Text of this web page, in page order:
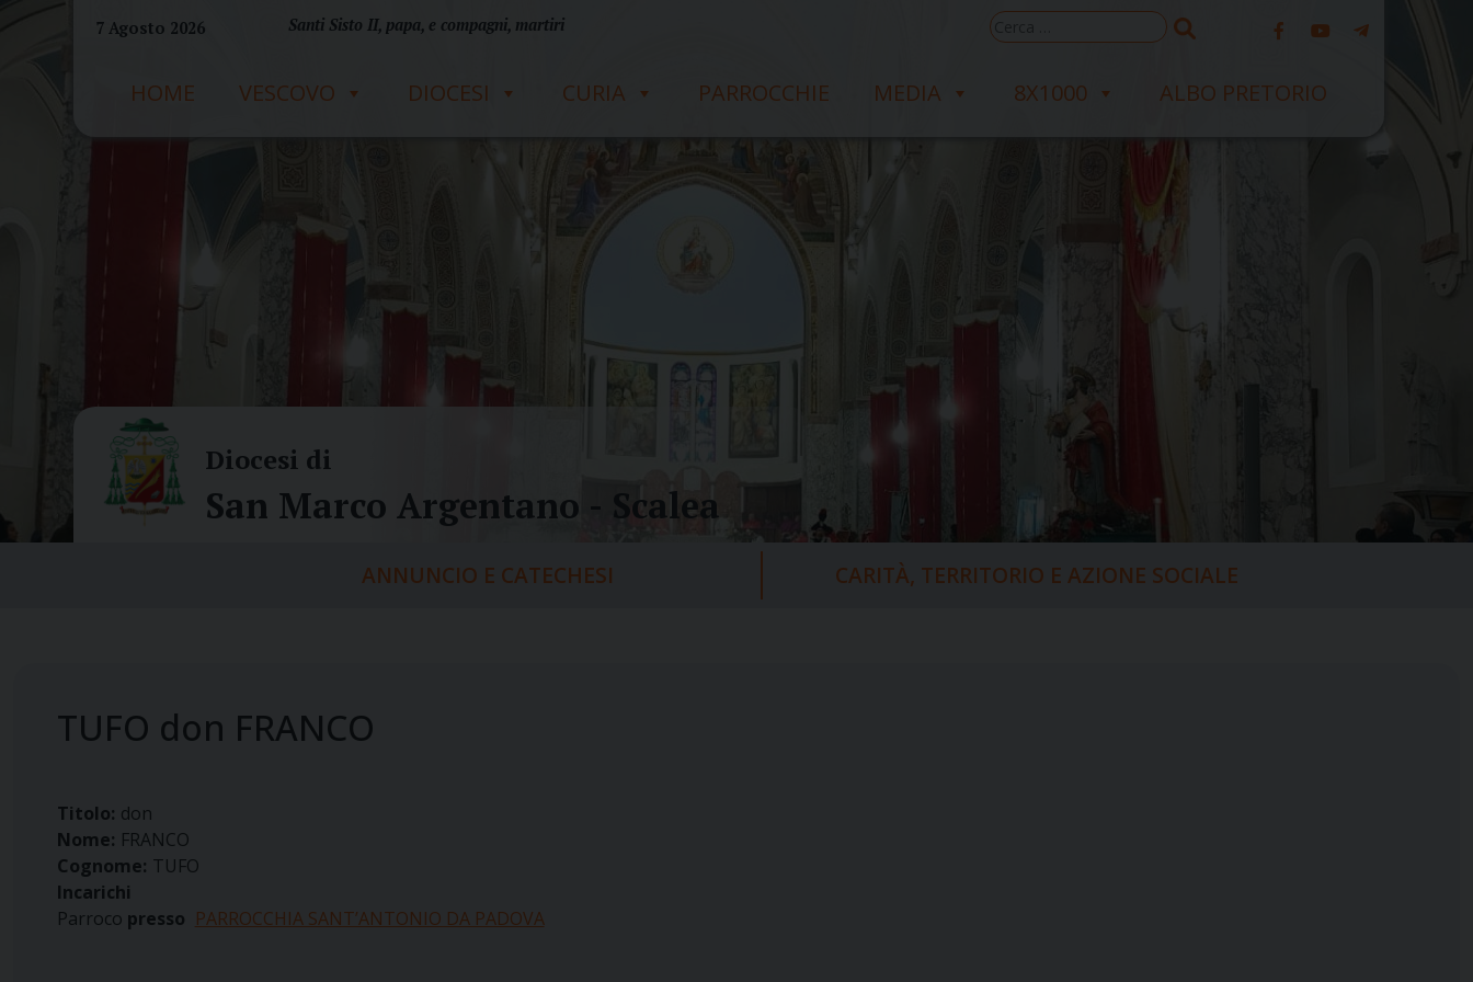
7 Agosto 2026 Santi Sisto II, papa, e compagni, martiri
Ricerca
per:
HOME VESCOVO DIOCESI CURIA PARROCCHIE MEDIA 8X1000 ALBO PRETORIO
Diocesi di
San Marco Argentano - Scalea
ANNUNCIO E CATECHESI CARITÀ, TERRITORIO E AZIONE SOCIALE
TUFO don FRANCO
Titolo: don
Nome: FRANCO
Cognome: TUFO
Incarichi
Parroco presso PARROCCHIA SANT’ANTONIO DA PADOVA